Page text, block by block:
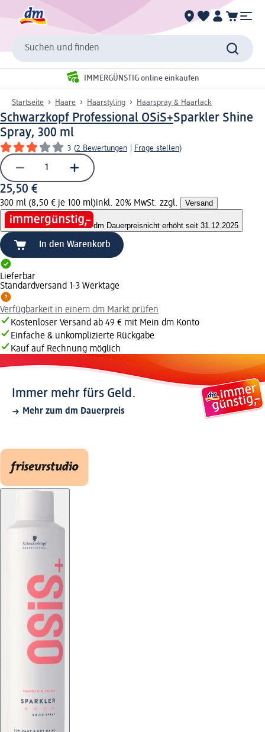
Suchen und finden
IMMERGÜNSTIG online einkaufen
Startseite Haare Haarstyling Haarspray & Haarlack
Schwarzkopf Professional OSiS+Sparkler Shine
Spray, 300 ml
3 (2 Bewertungen Frage stellen)
25,50 €
300 ml (8,50 € je 100 ml)inkl. 20% MwSt. zzgl. Versand
dm Dauerpreisnicht erhöht seit 31.12.2025
In den Warenkorb
Lieferbar
Standardversand 1-3 Werktage
Verfügbarkeit in einem dm Markt prüfen
Kostenloser Versand ab 49 € mit Mein dm Konto
Einfache & unkomplizierte Rückgabe
Kauf auf Rechnung möglich
Immer mehr fürs Geld.
Mehr zum dm Dauerpreis